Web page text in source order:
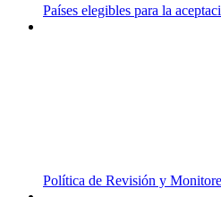
Países elegibles para la
Política de Revisión y